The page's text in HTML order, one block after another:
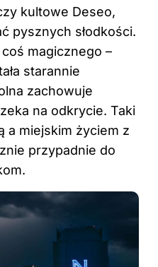
kultowe Deseo,
pysznych słodkości.
magicznego –
starannie
zachowuje
na odkrycie. Taki
a miejskim życiem z
przypadnie do